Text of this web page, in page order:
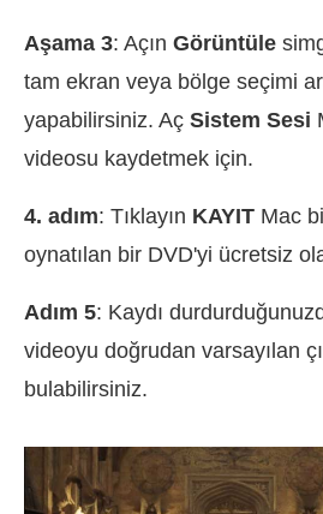
Aşama 3: Açın Görüntüle
tam ekran veya bölge seçimi
yapabilirsiniz. Aç Sistem Sesi
videosu kaydetmek için.
4. adım: Tıklayın KAYIT Mac
oynatılan bir DVD'yi ücretsiz
Adım 5: Kaydı
videoyu doğrudan varsayılan
bulabilirsiniz.